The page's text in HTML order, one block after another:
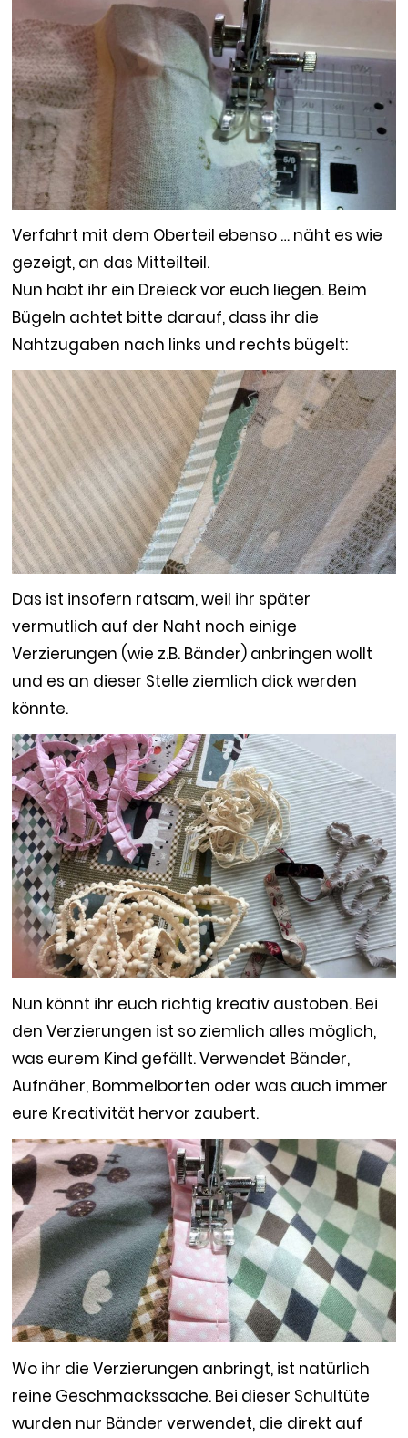
Verfahrt mit dem Oberteil ebenso … näht es wie
gezeigt, an das Mitteilteil.
Nun habt ihr ein Dreieck vor euch liegen. Beim
Bügeln achtet bitte darauf, dass ihr die
Nahtzugaben nach links und rechts bügelt:
Das ist insofern ratsam, weil ihr später
vermutlich auf der Naht noch einige
Verzierungen (wie z.B. Bänder) anbringen wollt
und es an dieser Stelle ziemlich dick werden
könnte.
Nun könnt ihr euch richtig kreativ austoben. Bei
den Verzierungen ist so ziemlich alles möglich,
was eurem Kind gefällt. Verwendet Bänder,
Aufnäher, Bommelborten oder was auch immer
eure Kreativität hervor zaubert.
Wo ihr die Verzierungen anbringt, ist natürlich
reine Geschmackssache. Bei dieser Schultüte
wurden nur Bänder verwendet, die direkt auf